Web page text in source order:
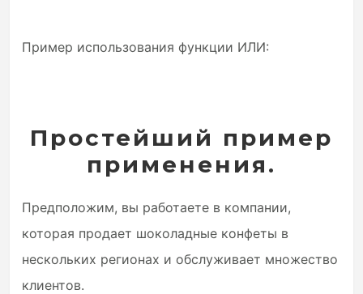
Пример использования функции ИЛИ:
Простейший пример
применения.
Предположим, вы работаете в компании,
которая продает шоколадные конфеты в
нескольких регионах и обслуживает множество
клиентов.